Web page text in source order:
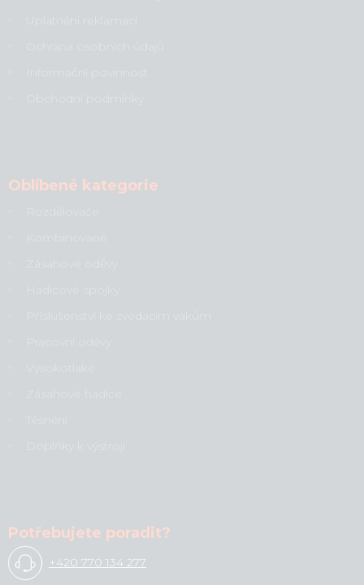
Oblíbené kategorie
Potřebujete poradit?
+420 770 134 277